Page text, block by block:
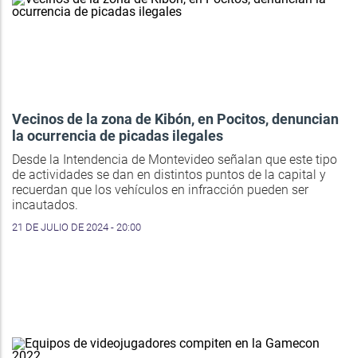
Vecinos de la zona de Kibón, en Pocitos, denuncian
la ocurrencia de picadas ilegales
Desde la Intendencia de Montevideo señalan que este tipo
de actividades se dan en distintos puntos de la capital y
recuerdan que los vehículos en infracción pueden ser
incautados.
21 DE JULIO DE 2024 - 20:00